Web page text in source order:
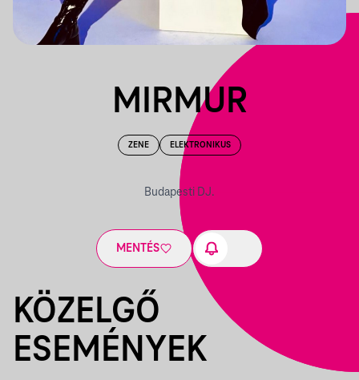
MIRMUR
ZENE ELEKTRONIKUS
Budapesti DJ.
MENTÉS
KÖZELGŐ
ESEMÉNYEK